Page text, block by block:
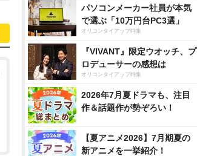
パソコンメーカー社員が本気
で選ぶ「10万円台PC3選」
オリコンタイアップ特集
『VIVANT』限定ウオッチ、プ
ロデューサーの感想は
オリコンタイアップ特集
2026年7月夏ドラマも、注目
作＆話題作が勢ぞろい！
【夏アニメ2026】7月期夏の
新アニメを一挙紹介！